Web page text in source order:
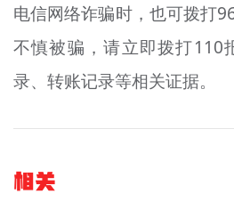
电信网络诈骗时，也可拨打
不慎被骗，请立即拨打110
录、转账记录等相关证据。
相关